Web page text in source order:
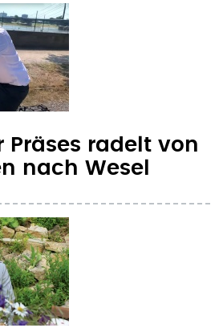
Präses radelt von
nach Wesel